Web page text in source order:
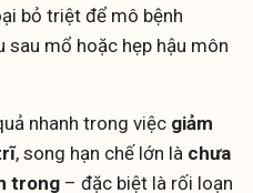
bỏ triệt để mô bệnh
sau mổ hoặc hẹp hậu môn
nhanh trong việc giảm
, song hạn chế lớn là chưa
trong – đặc biệt là rối loạn